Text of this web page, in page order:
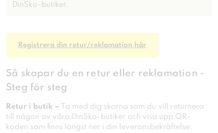
DinSko-butiker.
Registrera din retur/reklamation här
Så skapar du en retur eller reklamation -
Steg för steg
Retur i butik – Ta med dig skorna som du vill returnera
till någon av våra DinSko-butiker och visa upp QR-
koden som finns längst ner i din leveransbekräftelse.